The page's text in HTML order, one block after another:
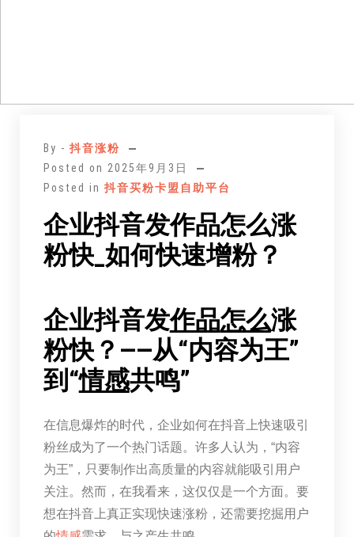
By - 抖音涨粉
Posted on 2025年9月3日
Posted in 抖音买粉卡盟自助平台
企业抖音发作品怎么涨
粉快_如何快速增粉？
企业抖音发作品怎么涨
粉快？——从“内容为王”
到“情感共鸣”
在信息爆炸的时代，企业如何在抖音上快速吸引
粉丝成为了一个热门话题。许多人认为，“内容
为王”，只要制作出高质量的内容就能吸引用户
关注。然而，在我看来，这仅仅是一个方面。要
想在抖音上真正实现快速涨粉，还需要挖掘用户